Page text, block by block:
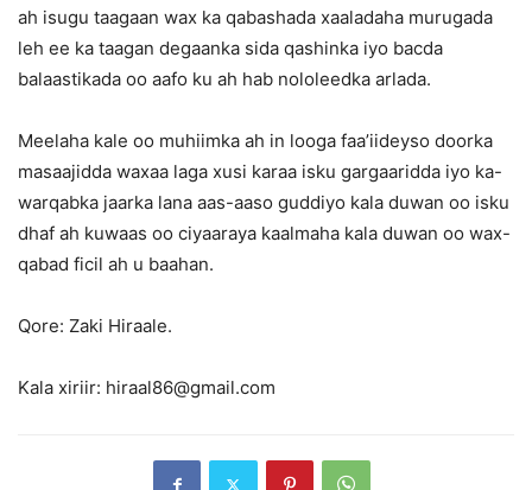
ah isugu taagaan wax ka qabashada xaaladaha murugada
leh ee ka taagan degaanka sida qashinka iyo bacda
balaastikada oo aafo ku ah hab nololeedka arlada.
Meelaha kale oo muhiimka ah in looga faa’iideyso doorka
masaajidda waxaa laga xusi karaa isku gargaaridda iyo ka-
warqabka jaarka lana aas-aaso guddiyo kala duwan oo isku
dhaf ah kuwaas oo ciyaaraya kaalmaha kala duwan oo wax-
qabad ficil ah u baahan.
Qore: Zaki Hiraale.
Kala xiriir: hiraal86@gmail.com